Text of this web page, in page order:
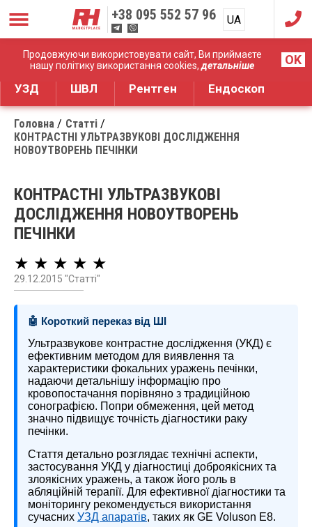
Продовжуючи використовувати сайт, Ви приймаєте
нашу політику використання cookies,детальніше OK
+38 095 552 57 96 UA
RU
Дистрибуція медичного обладнання
УЗД ШВЛ Рентген Ендоскоп
Головна
Статті
КОНТРАСТНІ УЛЬТРАЗВУКОВІ ДОСЛІДЖЕННЯ
НОВОУТВОРЕНЬ ПЕЧІНКИ
КОНТРАСТНІ УЛЬТРАЗВУКОВІ
ДОСЛІДЖЕННЯ НОВОУТВОРЕНЬ
ПЕЧІНКИ
★ ★ ★ ★ ★
29.12.2015 "Статті"
🤖 Короткий переказ від ШІ
Ультразвукове контрастне дослідження (УКД) є
ефективним методом для виявлення та
характеристики фокальних уражень печінки,
надаючи детальнішу інформацію про
кровопостачання порівняно з традиційною
сонографією. Попри обмеження, цей метод
значно підвищує точність діагностики раку
печінки.
Стаття детально розглядає технічні аспекти,
застосування УКД у діагностиці доброякісних та
злоякісних уражень, а також його роль в
абляційній терапії. Для ефективної діагностики та
моніторингу рекомендується використання
сучасних УЗД апаратів, таких як GE Voluson E8.